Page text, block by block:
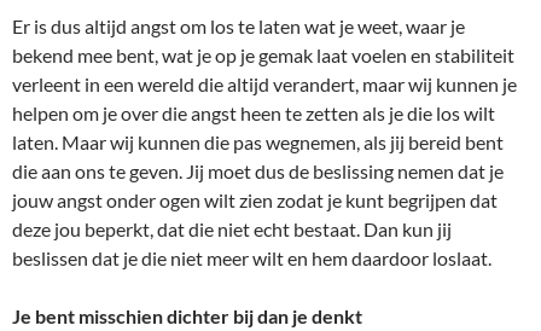
Er is dus altijd angst om los te laten wat je weet, waar je
bekend mee bent, wat je op je gemak laat voelen en stabiliteit
verleent in een wereld die altijd verandert, maar wij kunnen je
helpen om je over die angst heen te zetten als je die los wilt
laten. Maar wij kunnen die pas wegnemen, als jij bereid bent
die aan ons te geven. Jij moet dus de beslissing nemen dat je
jouw angst onder ogen wilt zien zodat je kunt begrijpen dat
deze jou beperkt, dat die niet echt bestaat. Dan kun jij
beslissen dat je die niet meer wilt en hem daardoor loslaat.
Je bent misschien dichter bij dan je denkt